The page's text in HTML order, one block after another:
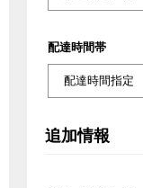
配達時間帯
追加情報